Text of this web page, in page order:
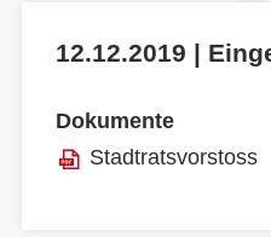
12.12.2019 |
Dokumente
Stadtratsvorstoss